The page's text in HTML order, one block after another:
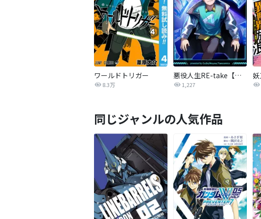
ワールドトリガー
8.3万
悪役人生RE-take【タテヨミ】
1,227
同じジャンルの人気作品